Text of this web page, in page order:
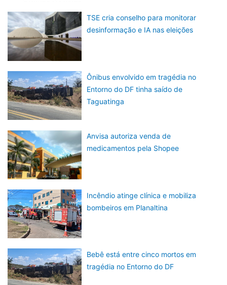
TSE cria conselho para monitorar
desinformação e IA nas eleições
Ônibus envolvido em tragédia no
Entorno do DF tinha saído de
Taguatinga
Anvisa autoriza venda de
medicamentos pela Shopee
Incêndio atinge clínica e mobiliza
bombeiros em Planaltina
Bebê está entre cinco mortos em
tragédia no Entorno do DF